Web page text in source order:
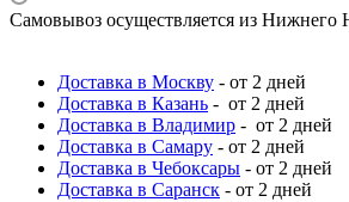
Самовывоз осуществляется из Нижнего
Доставка в Москву - от 2 дней
Доставка в Казань - от 2 дней
Доставка в Владимир - от 2 дней
Доставка в Самару - от 2 дней
Доставка в Чебоксары - от 2 дней
Доставка в Саранск - от 2 дней